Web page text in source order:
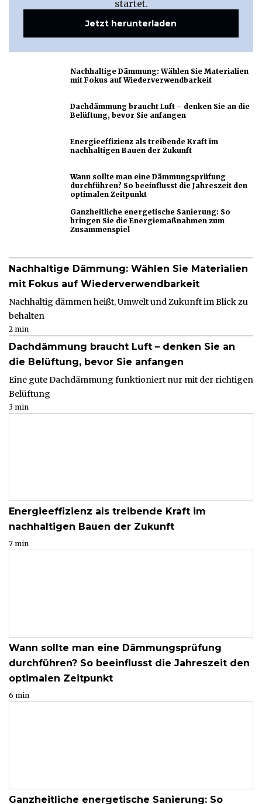
startet.
Jetzt herunterladen
Nachhaltige Dämmung: Wählen Sie Materialien
mit Fokus auf Wiederverwendbarkeit
Dachdämmung braucht Luft – denken Sie an die
Belüftung, bevor Sie anfangen
Energieeffizienz als treibende Kraft im
nachhaltigen Bauen der Zukunft
Wann sollte man eine Dämmungsprüfung
durchführen? So beeinflusst die Jahreszeit den
optimalen Zeitpunkt
Ganzheitliche energetische Sanierung: So
bringen Sie die Energiemaßnahmen zum
Zusammenspiel
Nachhaltige Dämmung: Wählen Sie Materialien
mit Fokus auf Wiederverwendbarkeit
Nachhaltig dämmen heißt, Umwelt und Zukunft im Blick zu
behalten
2 min
Dachdämmung braucht Luft – denken Sie an
die Belüftung, bevor Sie anfangen
Eine gute Dachdämmung funktioniert nur mit der richtigen
Belüftung
3 min
Energieeffizienz als treibende Kraft im
nachhaltigen Bauen der Zukunft
7 min
Wann sollte man eine Dämmungsprüfung
durchführen? So beeinflusst die Jahreszeit den
optimalen Zeitpunkt
6 min
Ganzheitliche energetische Sanierung: So